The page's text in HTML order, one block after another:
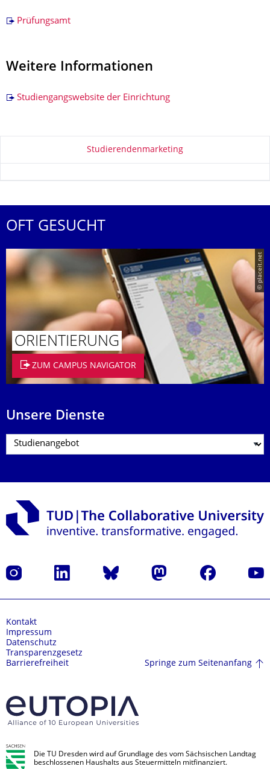
Prüfungsamt
Weitere Informationen
Studiengangswebsite der Einrichtung
Zu dieser SeiteStudierendenmarketing
OFT GESUCHT
© placeit.net
ORIENTIERUNG
ZUM CAMPUS NAVIGATOR
Unsere Dienste
Instagram LinkedIn Bluesky Mastodon Facebook
Kontakt
Impressum
Datenschutz
Transparenzgesetz
Barrierefreiheit
Springe zum Seitenanfang
Die TU Dresden wird auf Grundlage des vom Sächsischen Landtag
beschlossenen Haushalts aus Steuermitteln mitfinanziert.